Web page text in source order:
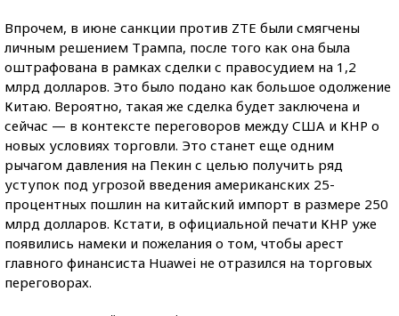
Впрочем, в июне санкции против ZTE были смягчены
личным решением Трампа, после того как она была
оштрафована в рамках сделки с правосудием на 1,2
млрд долларов. Это было подано как большое одолжение
Китаю. Вероятно, такая же сделка будет заключена и
сейчас — в контексте переговоров между США и КНР о
новых условиях торговли. Это станет еще одним
рычагом давления на Пекин с целью получить ряд
уступок под угрозой введения американских 25-
процентных пошлин на китайский импорт в размере 250
млрд долларов. Кстати, в официальной печати КНР уже
появились намеки и пожелания о том, чтобы арест
главного финансиста Huawei не отразился на торговых
переговорах.